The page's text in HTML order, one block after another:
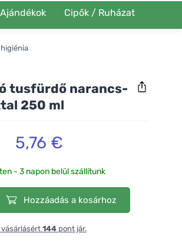
Ajándékok Cipők / Ruházat
tusfürdő narancs-
250 ml
5,76 €
- 3 napon belül szállítunk
Hozzáadás a kosárhoz
vásárlásért 144 pont jár.